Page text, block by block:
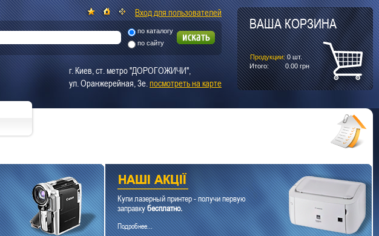
Купи лазерный принтер - получи первую
заправкубесплатно.
Подробнее...
ВАША КОРЗИНА
Продукции: 0шт.
Итого:
0.00 грн
Вход для пользователей
по каталогу
по сайту
г. Киев, ст. метро "ДОРОГОЖИЧИ",
ул. Оранжерейная, 3е.посмотреть на карте